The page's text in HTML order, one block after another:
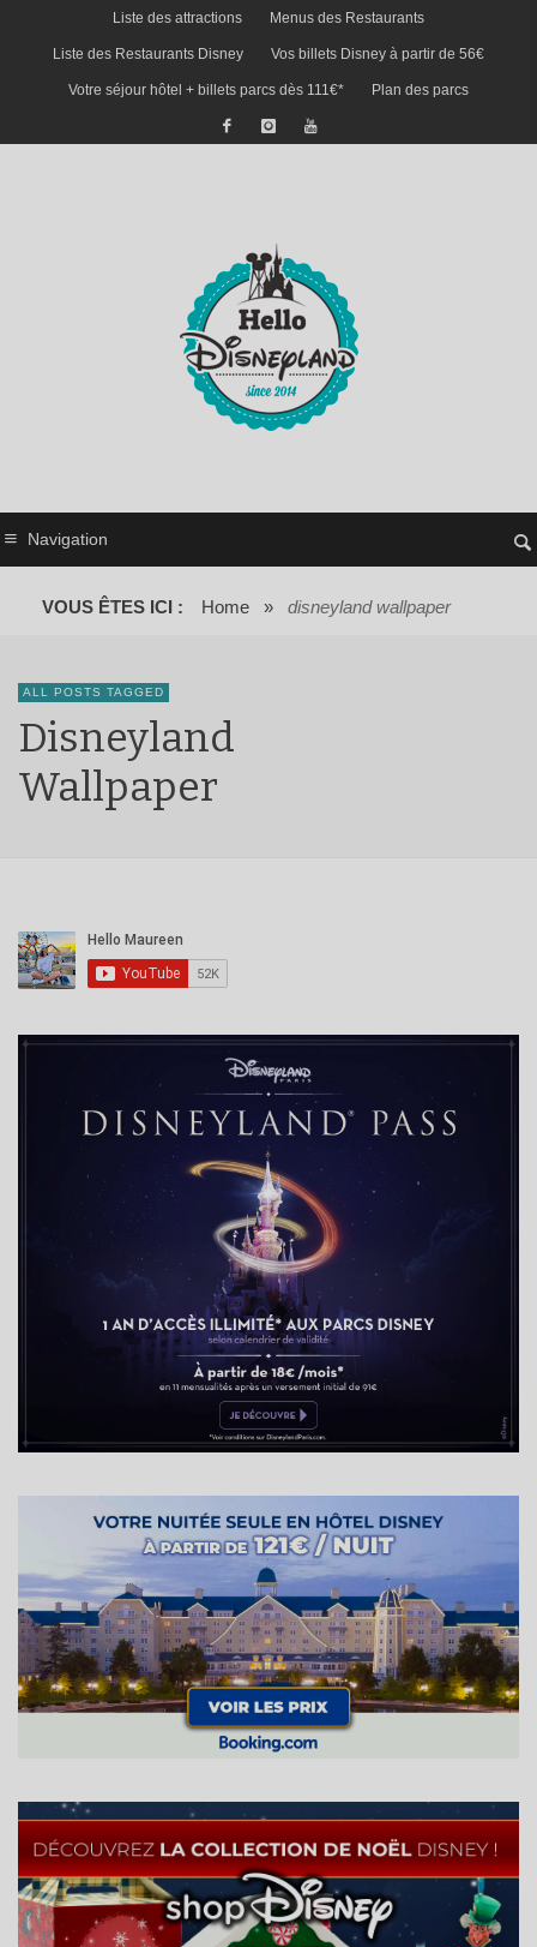
Liste des attractions Menus des Restaurants
Liste des Restaurants Disney Vos billets Disney à partir de 56€
Votre séjour hôtel + billets parcs dès 111€* Plan des parcs
Navigation
VOUS ÊTES ICI : Home » disneyland wallpaper
ALL POSTS TAGGED
Disneyland
Wallpaper